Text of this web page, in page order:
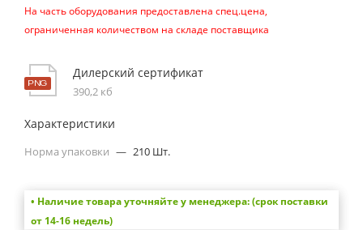
На часть оборудования предоставлена спец.цена,
ограниченная количеством на складе поставщика
Дилерский сертификат
390,2 кб
Характеристики
Норма упаковки — 210 Шт.
• Наличие товара уточняйте у менеджера: (срок поставки
от 14-16 недель)